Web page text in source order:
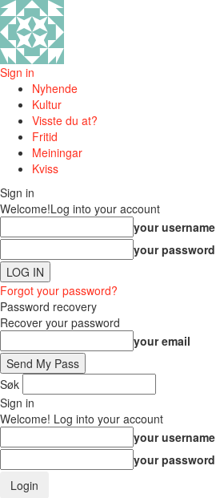
Sign in
Nyhende
Kultur
Visste du at?
Fritid
Meiningar
Kviss
Sign in
Welcome!Log into your account
your username
your password
Forgot your password?
Password recovery
Recover your password
your email
Søk
Sign in
Welcome! Log into your account
your username
your password